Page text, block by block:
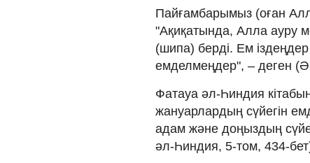
Пайғамбарымыз (оған
"Ақиқатында, Алла ауру
(шипа) берді. Ем
емделмеңдер", – деген
Фатауа әл-Һиндия
жануарлардың сүйегін
адам және доңыздың
әл-Һиндия, 5-том, 434-